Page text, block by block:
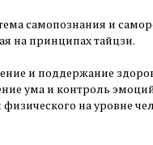
самопознания и
на принципах тайцзи.
и поддержание
ума и контроль
на уровне